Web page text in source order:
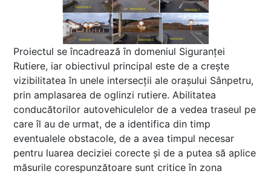
Proiectul se încadrează în domeniul Siguranței
Rutiere, iar obiectivul principal este de a crește
vizibilitatea în unele intersecții ale orașului Sânpetru,
prin amplasarea de oglinzi rutiere. Abilitatea
conducătorilor autovehiculelor de a vedea traseul pe
care îl au de urmat, de a identifica din timp
eventualele obstacole, de a avea timpul necesar
pentru luarea deciziei corecte și de a putea să aplice
măsurile corespunzătoare sunt critice în zona